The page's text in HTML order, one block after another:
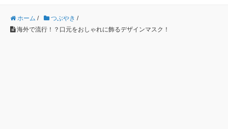
ホーム / つぶやき /
海外で流行！？口元をおしゃれに飾るデザインマスク！